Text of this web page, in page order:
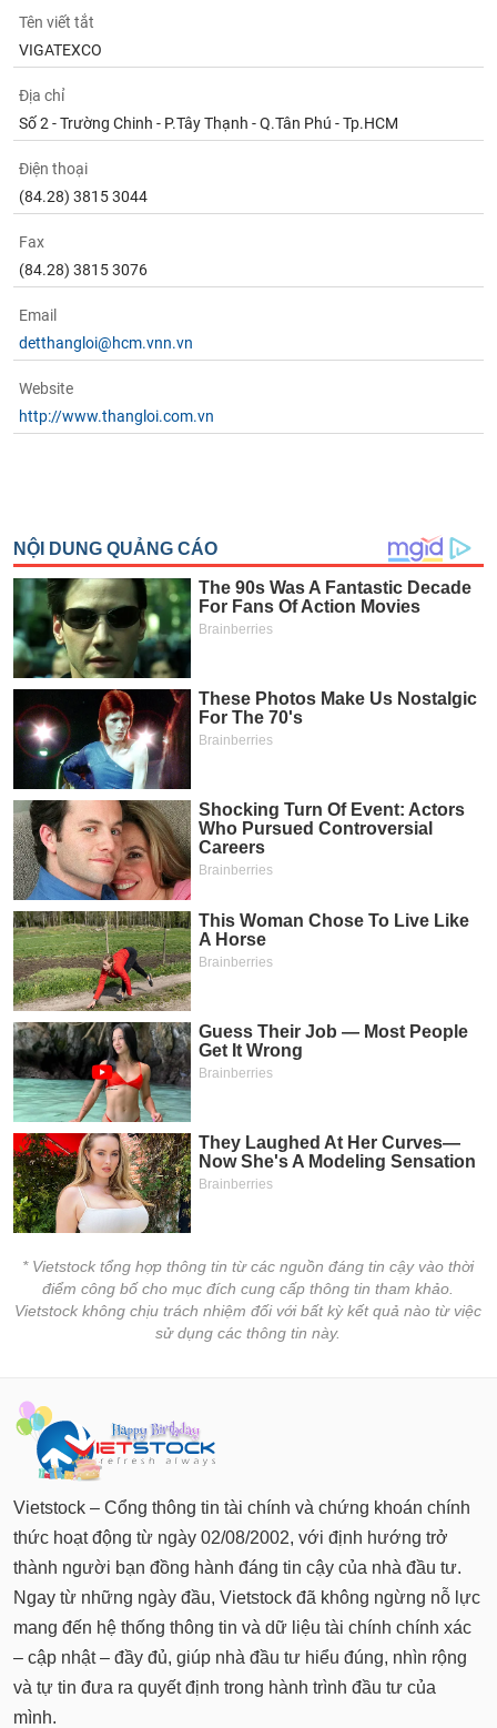
Tên viết tắt
VIGATEXCO
Địa chỉ
Số 2 - Trường Chinh - P.Tây Thạnh - Q.Tân Phú - Tp.HCM
Điện thoại
(84.28) 3815 3044
Fax
(84.28) 3815 3076
Email
detthangloi@hcm.vnn.vn
Website
http://www.thangloi.com.vn
* Vietstock tổng hợp thông tin từ các nguồn đáng tin cậy vào thời
điểm công bố cho mục đích cung cấp thông tin tham khảo.
Vietstock không chịu trách nhiệm đối với bất kỳ kết quả nào từ việc
sử dụng các thông tin này.
Vietstock – Cổng thông tin tài chính và chứng khoán chính
thức hoạt động từ ngày 02/08/2002, với định hướng trở
thành người bạn đồng hành đáng tin cậy của nhà đầu tư.
Ngay từ những ngày đầu, Vietstock đã không ngừng nỗ lực
mang đến hệ thống thông tin và dữ liệu tài chính chính xác
– cập nhật – đầy đủ, giúp nhà đầu tư hiểu đúng, nhìn rộng
và tự tin đưa ra quyết định trong hành trình đầu tư của
mình.